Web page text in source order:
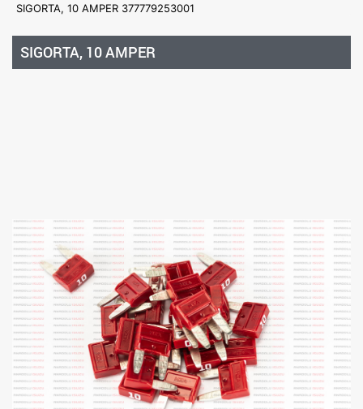
SIGORTA, 10 AMPER 377779253001
SIGORTA, 10 AMPER